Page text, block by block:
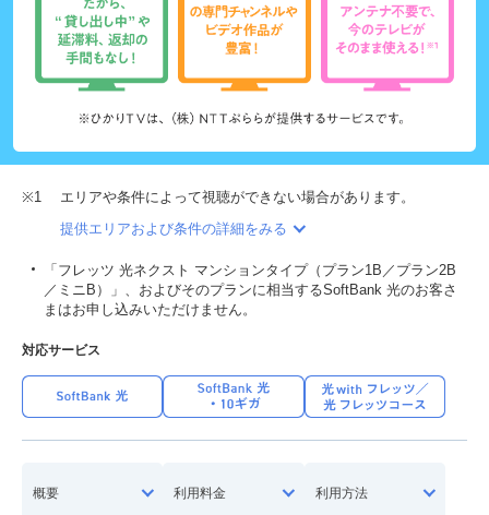
※1
エリアや条件によって視聴ができない場合があります。
提供エリアおよび条件の詳細をみる
「フレッツ 光ネクスト マンションタイプ（プラン1B／プラン2B
／ミニB）」、およびそのプランに相当するSoftBank 光のお客さ
まはお申し込みいただけません。
対応サービス
概要 利用料金 利用方法